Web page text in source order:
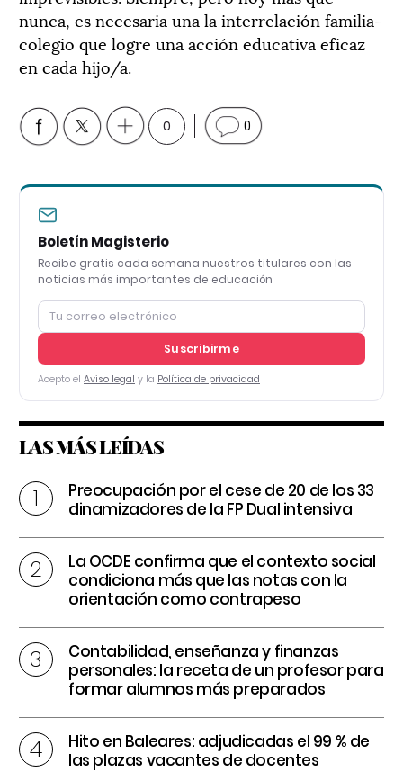
nunca, es necesaria una la interrelación familia-
colegio que logre una acción educativa eficaz
en cada hijo/a.
0 0
Boletín Magisterio
Recibe gratis cada semana nuestros titulares con las
noticias más importantes de educación
Suscribirme
Acepto el Aviso legal y la Política de privacidad
LAS MÁS LEÍDAS
Preocupación por el cese de 20 de los 33
dinamizadores de la FP Dual intensiva
La OCDE confirma que el contexto social
condiciona más que las notas con la
orientación como contrapeso
Contabilidad, enseñanza y finanzas
personales: la receta de un profesor para
formar alumnos más preparados
Hito en Baleares: adjudicadas el 99 % de
las plazas vacantes de docentes